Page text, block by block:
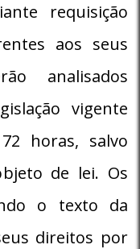
requisição
aos seus
analisados
vigente
horas, salvo
de lei. Os
o texto da
direitos por